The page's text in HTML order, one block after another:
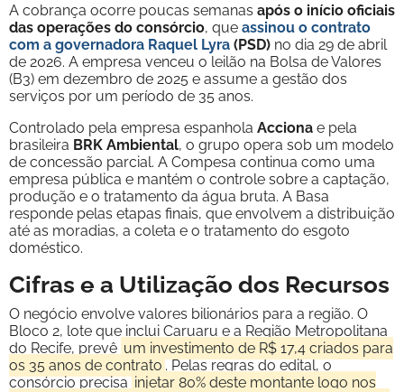
A cobrança ocorre poucas semanas após o início oficiais
das operações do consórcio, que assinou o contrato
com a governadora Raquel Lyra (PSD) no dia 29 de abril
de 2026. A empresa venceu o leilão na Bolsa de Valores
(B3) em dezembro de 2025 e assume a gestão dos
serviços por um período de 35 anos.
Controlado pela empresa espanhola Acciona e pela
brasileira BRK Ambiental, o grupo opera sob um modelo
de concessão parcial. A Compesa continua como uma
empresa pública e mantém o controle sobre a captação,
produção e o tratamento da água bruta. A Basa
responde pelas etapas finais, que envolvem a distribuição
até as moradias, a coleta e o tratamento do esgoto
doméstico.
Cifras e a Utilização dos Recursos
O negócio envolve valores bilionários para a região. O
Bloco 2, lote que inclui Caruaru e a Região Metropolitana
do Recife, prevê um investimento de R$ 17,4 criados para
os 35 anos de contrato . Pelas regras do edital, o
consórcio precisa injetar 80% deste montante logo nos